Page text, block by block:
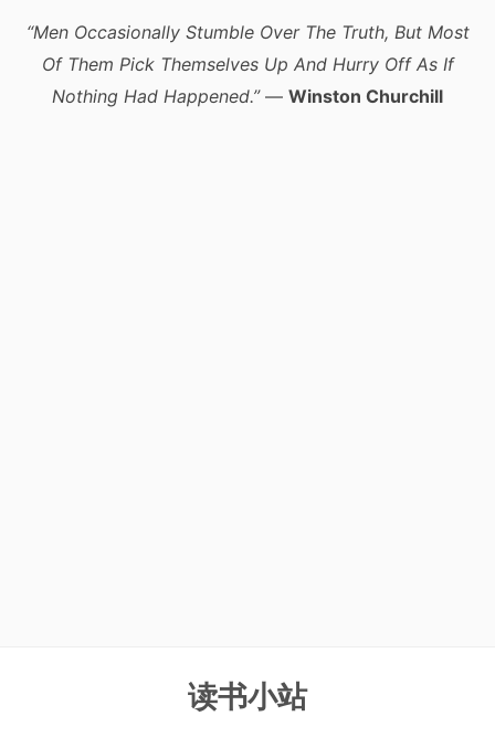
“Men Occasionally Stumble Over The Truth, But Most
Of Them Pick Themselves Up And Hurry Off As If
Nothing Had Happened.”— Winston Churchill
读书小站